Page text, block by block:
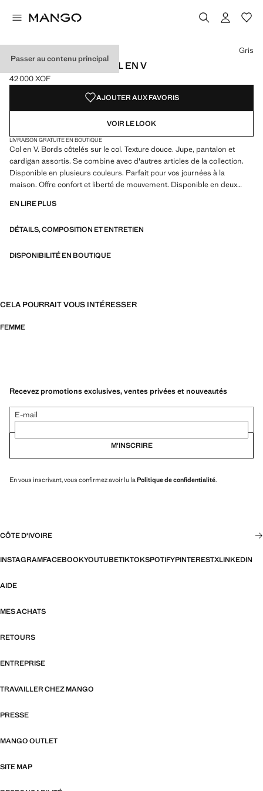
Passer au contenu principal
PULL-OVER MAILLE COL EN V
Prix actuel [42 000 XOF ]
42 000 XOF
Choisissez une couleur
Couleur Ivoire
Couleur Beige
Couleur Gris sélectionnée
Couleur Chocolat
Gris
AJOUTER AUX FAVORIS
VOIR LE LOOK
LIVRAISON GRATUITE EN BOUTIQUE
Col en V. Bords côtelés sur le col. Texture douce. Jupe, pantalon et
cardigan assortis. Se combine avec d'autres articles de la collection.
Disponible en plusieurs couleurs. Parfait pour vos journées à la
maison. Offre confort et liberté de mouvement. Disponible en deux
EN LIRE PLUS
DÉTAILS, COMPOSITION ET ENTRETIEN
DISPONIBILITÉ EN BOUTIQUE
CELA POURRAIT VOUS INTÉRESSER
FEMME
Recevez promotions exclusives, ventes privées et nouveautés
E-mail
M’INSCRIRE
En vous inscrivant, vous confirmez avoir lu la Politique de confidentialité.
CÔTE D'IVOIRE
INSTAGRAMFACEBOOKYOUTUBETIKTOKSPOTIFYPINTERESTXLINKEDIN
AIDE
MES ACHATS
RETOURS
ENTREPRISE
TRAVAILLER CHEZ MANGO
PRESSE
MANGO OUTLET
SITE MAP